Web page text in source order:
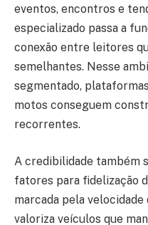
eventos, encontros e
especializado passa a
conexão entre leitores
semelhantes. Nesse
segmentado,
motos conseguem
recorrentes.
A credibilidade também
fatores para fidelização
marcada pela
valoriza veículos que